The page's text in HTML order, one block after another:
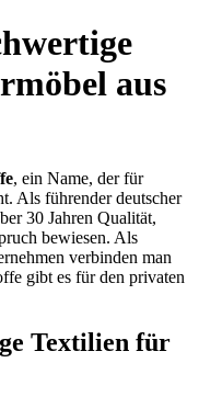
aus
, ein Name, der für
Als führender deutscher
30 Jahren Qualität,
bewiesen. Als
verbinden man
gibt es für den privaten
Textilien für